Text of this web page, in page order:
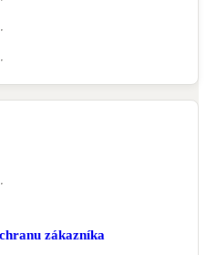
voda
zákazníka